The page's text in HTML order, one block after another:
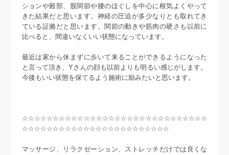
ションや殿部、股関節や腰のほぐしを中心に根気よくやって
きた結果だと思います。神経の圧迫が多少なりとも取れてき
ている証拠だと思います。関節の動きや筋肉の硬さも以前に
比べると、間違いなくいい状態になっています。
最近は家から休まずに歩いて来ることができるようになった
と言って頂き、Yさんの顔も以前よりも明るい感じがします。
今後もいい状態を保てるよう施術に励みたいと思います。
☆☆☆☆☆☆☆☆☆☆☆☆☆☆☆☆☆☆☆☆☆☆☆☆☆☆☆☆☆☆
☆☆☆☆☆☆☆☆☆☆☆☆☆☆☆☆☆☆☆☆☆☆☆☆
マッサージ、リラクゼーション、ストレッチだけでは良くな